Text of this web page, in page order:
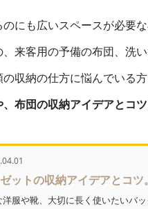
にも広いスペースが必要
来客用の予備の布団、洗
収納の仕方に悩んでいる
布団の収納アイデアとコツ
ットの収納アイデアとコ
洋服や靴、大切に長く使いたいバ